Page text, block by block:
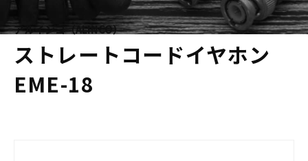
アルインコ（ALINCO）
ストレートコードイヤホン
EME-18